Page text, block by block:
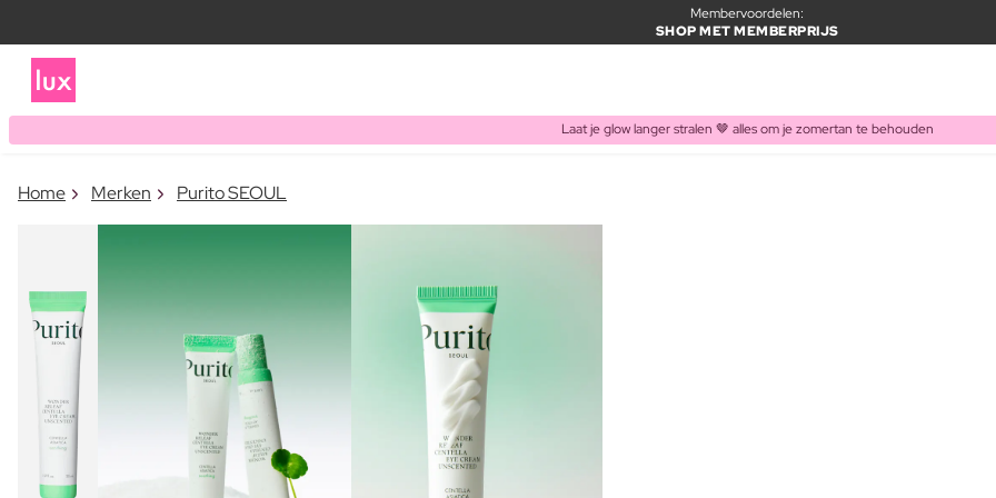
Membervoordelen:
SHOP MET MEMBERPRIJS
Laat je glow langer stralen 🤎 alles om je zomertan te behouden
Home Merken Purito SEOUL